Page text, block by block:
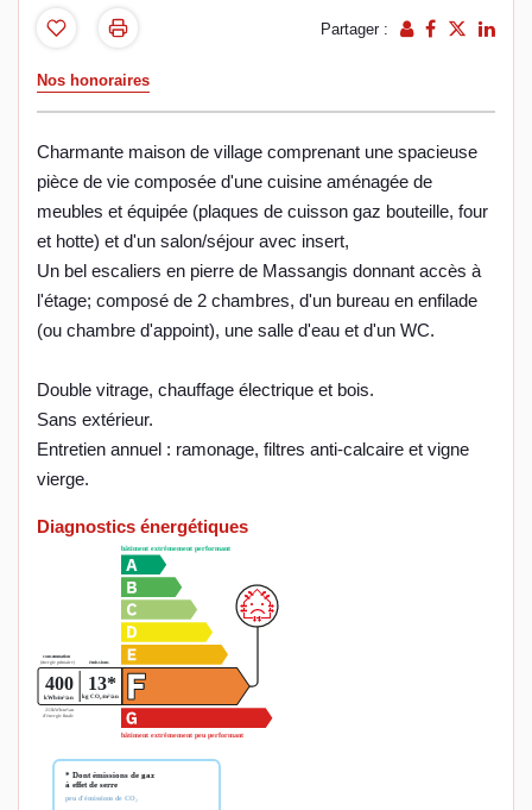
Partager :
Nos honoraires
Charmante maison de village comprenant une spacieuse
pièce de vie composée d'une cuisine aménagée de
meubles et équipée (plaques de cuisson gaz bouteille, four
et hotte) et d'un salon/séjour avec insert,
Un bel escaliers en pierre de Massangis donnant accès à
l'étage; composé de 2 chambres, d'un bureau en enfilade
(ou chambre d'appoint), une salle d'eau et d'un WC.
Double vitrage, chauffage électrique et bois.
Sans extérieur.
Entretien annuel : ramonage, filtres anti-calcaire et vigne
vierge.
Diagnostics énergétiques